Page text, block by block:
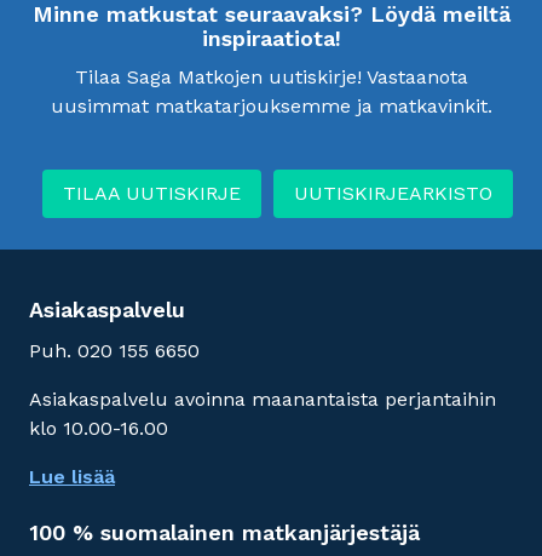
Minne matkustat seuraavaksi? Löydä meiltä
inspiraatiota!
Tilaa Saga Matkojen uutiskirje! Vastaanota
uusimmat matkatarjouksemme ja matkavinkit.
TILAA UUTISKIRJE UUTISKIRJEARKISTO
Asiakaspalvelu
Puh. 020 155 6650
Asiakaspalvelu avoinna maanantaista perjantaihin
klo 10.00-16.00
Lue lisää
100 % suomalainen matkanjärjestäjä